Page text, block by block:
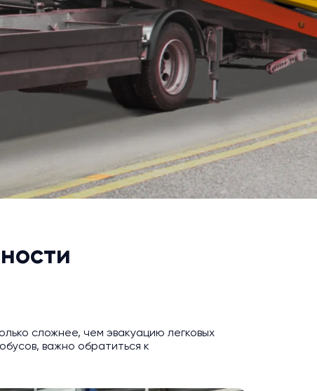
сложнее, чем эвакуацию легковых
важно обратиться к